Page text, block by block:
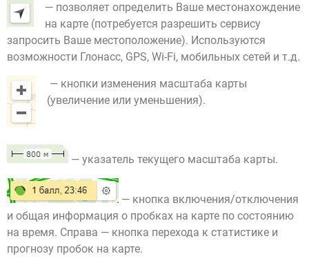
— позволяет определить Ваше местонахождение
на карте (потребуется разрешить сервису
запросить Ваше местоположение). Используются
возможности Глонасс, GPS, Wi-Fi, мобильных сетей и т.д.
— кнопки изменения масштаба карты
(увеличение или уменьшения).
— указатель текущего масштаба карты.
— кнопка включения/отключения
и общая информация о пробках на карте по состоянию
на время. Справа — кнопка перехода к статистике и
прогнозу пробок на карте.